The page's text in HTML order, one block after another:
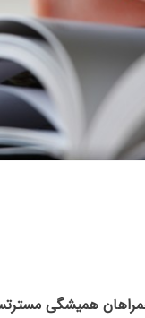
همیشگی